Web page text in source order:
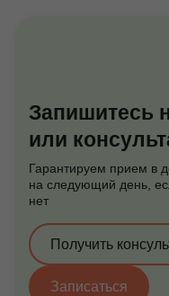
Запишитесь
или
Гарантируем прием в
на следующий день,
нет
Записаться
Получить